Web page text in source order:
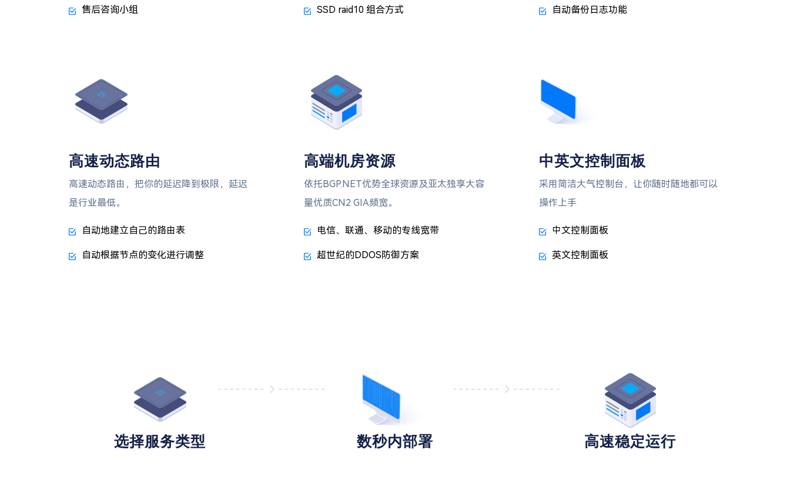
售后咨询小组 SSD raid10 组合方式 自动备份日志功能
高速动态路由
高速动态路由，把你的延迟降到极限，延迟
是行业最低。
自动地建立自己的路由表
自动根据节点的变化进行调整
高端机房资源
依托BGP.NET优势全球资源及亚太独享大容
量优质CN2 GIA频宽。
电信、联通、移动的专线宽带
超世纪的DDOS防御方案
中英文控制面板
采用简洁大气控制台，让你随时随地都可以
操作上手
中文控制面板
英文控制面板
选择服务类型 数秒内部署 高速稳定运行